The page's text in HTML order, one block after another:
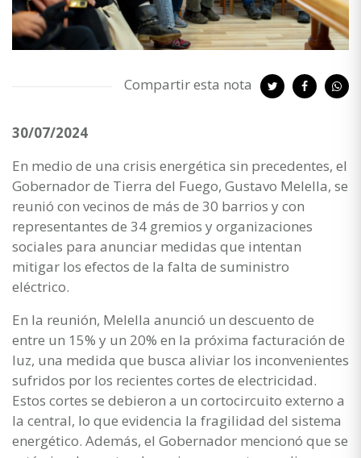
Compartir esta nota
30/07/2024
En medio de una crisis energética sin precedentes, el
Gobernador de Tierra del Fuego, Gustavo Melella, se
reunió con vecinos de más de 30 barrios y con
representantes de 34 gremios y organizaciones
sociales para anunciar medidas que intentan
mitigar los efectos de la falta de suministro
eléctrico.
En la reunión, Melella anunció un descuento de
entre un 15% y un 20% en la próxima facturación de
luz, una medida que busca aliviar los inconvenientes
sufridos por los recientes cortes de electricidad.
Estos cortes se debieron a un cortocircuito externo a
la central, lo que evidencia la fragilidad del sistema
energético. Además, el Gobernador mencionó que se